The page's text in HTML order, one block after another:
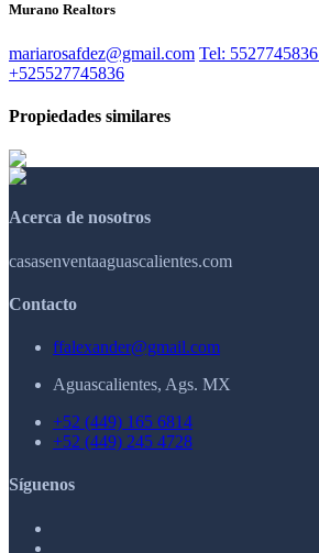
Murano Realtors
mariarosafdez@gmail.com Tel: 5527745836
+525527745836
Propiedades similares
Acerca de nosotros
casasenventaaguascalientes.com
Contacto
ffalexander@gmail.com
Aguascalientes, Ags. MX
+52 (449) 165 6814
+52 (449) 245 4728
Síguenos